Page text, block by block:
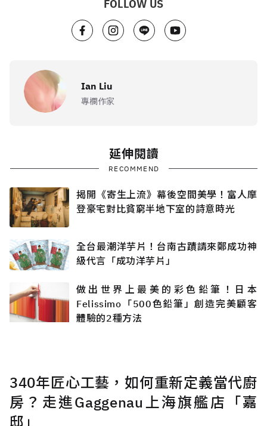
FOLLOW US
Ian Liu
專欄作家
延伸閱讀
RECOMMEND
揭開《寄生上流》幕後空間美學！富人摩
登豪宅對比貧窮半地下室的詩意時光
全台最潮洋芋片！台南古蹟請來鄭成功神
級代言「成功洋芋片」
做出世界上最美的彩色鉛筆！日本
Felissimo「500色鉛筆」創造完美顧客
體驗的2種方法
340年匠心工藝，如何重新定義當代廚
房？走進Gaggenau上海旗艦店「嘉
邸」